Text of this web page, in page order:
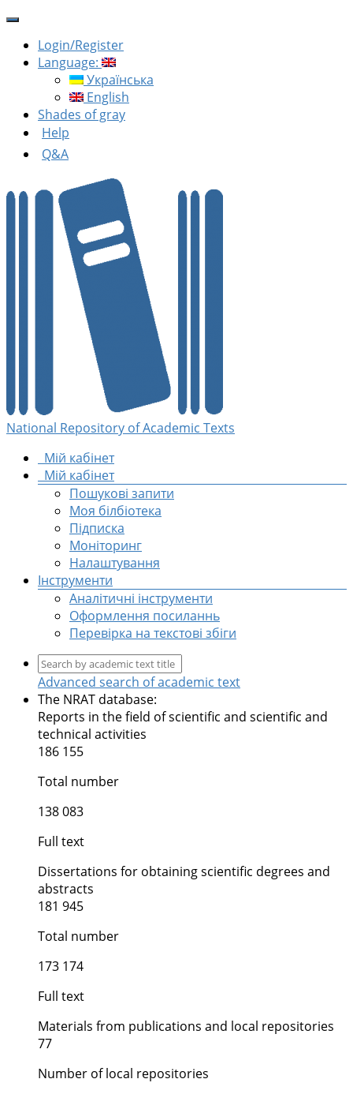
Login/Register
Language:
Українська
English
Shades of gray
Help
Q&A
National Repository of Academic Texts
Мій кабінет
Мій кабінет
Пошукові запити
Моя білбіотека
Підписка
Моніторинг
Налаштування
Інструменти
Аналітичні інструменти
Оформлення посиланнь
Перевірка на текстові збіги
Advanced search of academic text
The NRAT database:
Reports in the field of scientific and scientific and
technical activities
186 155
Total number
138 083
Full text
Dissertations for obtaining scientific degrees and
abstracts
181 945
Total number
173 174
Full text
Materials from publications and local repositories
77
Number of local repositories